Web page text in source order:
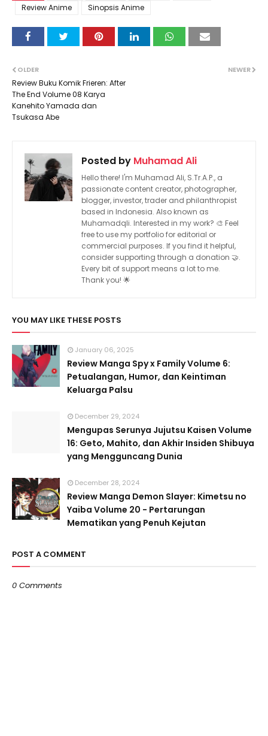
Review Anime
Sinopsis Anime
NEWER
OLDER
Review Buku Komik Frieren: After
The End Volume 08 Karya
Kanehito Yamada dan
Tsukasa Abe
Posted by Muhamad Ali
Hello there! I'm Muhamad Ali, S.Tr.A.P., a
passionate content creator, photographer,
blogger, investor, trader and philanthropist
based in Indonesia. Also known as
Muhamadqli. Interested in my work? 🎨 Feel
free to use my portfolio for editorial or
commercial purposes. If you find it helpful,
consider supporting through a donation 🤝.
Every bit of support means a lot to me.
Thank you! 🌟
YOU MAY LIKE THESE POSTS
January 06, 2025
Review Manga Spy x Family Volume 6:
Petualangan, Humor, dan Keintiman
Keluarga Palsu
December 29, 2024
Mengupas Serunya Jujutsu Kaisen Volume
16: Geto, Mahito, dan Akhir Insiden Shibuya
yang Mengguncang Dunia
December 28, 2024
Review Manga Demon Slayer: Kimetsu no
Yaiba Volume 20 - Pertarungan
Mematikan yang Penuh Kejutan
POST A COMMENT
0 Comments